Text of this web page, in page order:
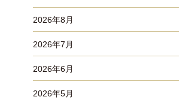
2026年8月
2026年7月
2026年6月
2026年5月